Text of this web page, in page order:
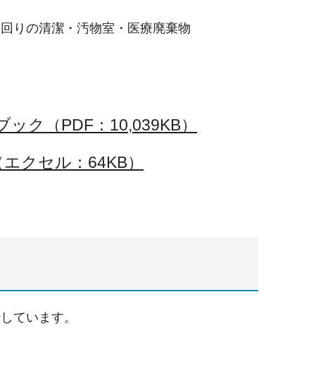
りの清潔・汚物室・医療廃棄物
ク（PDF：10,039KB）
クセル：64KB）
ています。